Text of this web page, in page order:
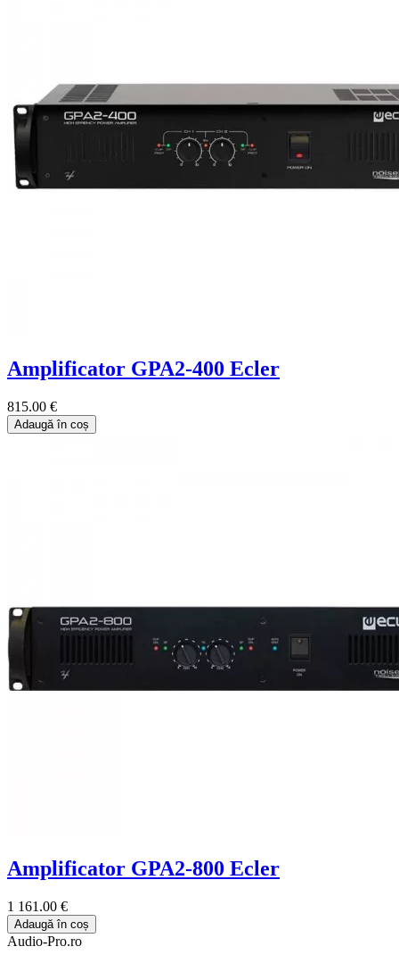
Amplificator GPA2-400 Ecler
815.00 €
Adaugă în coș
Amplificator GPA2-800 Ecler
1 161.00 €
Adaugă în coș
Audio-Pro.ro